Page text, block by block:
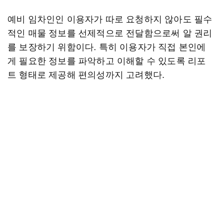
예비 임차인인 이용자가 따로 요청하지 않아도 필수
적인 매물 정보를 선제적으로 전달함으로써 알 권리
를 보장하기 위함이다. 특히 이용자가 직접 본인에
게 필요한 정보를 파악하고 이해할 수 있도록 리포
트 형태로 제공해 편의성까지 고려했다.